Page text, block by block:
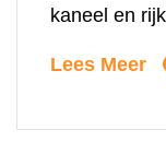
kaneel en
rijke, donker
[…]
Lees Meer